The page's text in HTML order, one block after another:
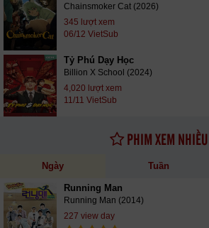
Chainsmoker Cat (2026)
345 lượt xem
06/12 VietSub
Tỷ Phú Dạy Học
Billion X School (2024)
4,020 lượt xem
11/11 VietSub
PHIM XEM NHIỀU
Ngày Tuần
Running Man
Running Man (2014)
227 view day